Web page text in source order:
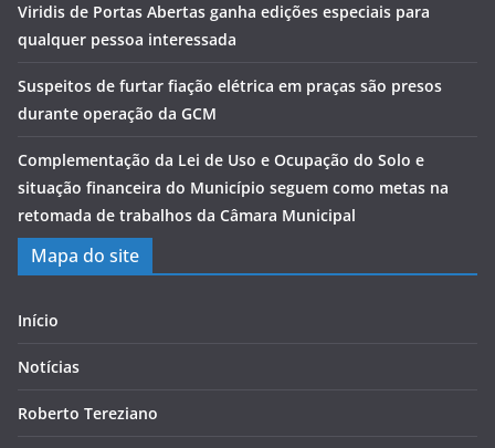
Viridis de Portas Abertas ganha edições especiais para
qualquer pessoa interessada
Suspeitos de furtar fiação elétrica em praças são presos
durante operação da GCM
Complementação da Lei de Uso e Ocupação do Solo e
situação financeira do Município seguem como metas na
retomada de trabalhos da Câmara Municipal
Mapa do site
Início
Notícias
Roberto Tereziano